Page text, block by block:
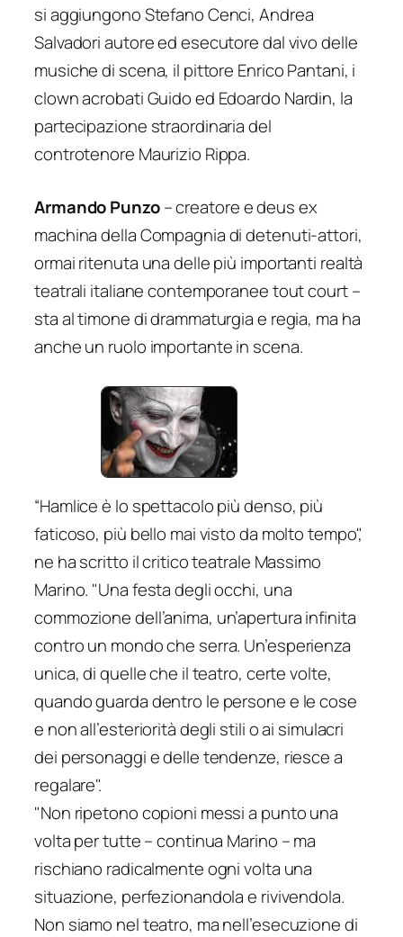
si aggiungono Stefano Cenci, Andrea
Salvadori autore ed esecutore dal vivo delle
musiche di scena, il pittore Enrico Pantani, i
clown acrobati Guido ed Edoardo Nardin, la
partecipazione straordinaria del
controtenore Maurizio Rippa.
Armando Punzo– creatore e deus ex
machina della Compagnia di detenuti-attori,
ormai ritenuta una delle più importanti realtà
teatrali italiane contemporanee tout court –
sta al timone di drammaturgia e regia, ma ha
anche un ruolo importante in scena.
“Hamlice è lo spettacolo più denso, più
faticoso, più bello mai visto da molto tempo",
ne ha scritto il critico teatrale Massimo
Marino. "Una festa degli occhi, una
commozione dell’anima, un’apertura infinita
contro un mondo che serra. Un’esperienza
unica, di quelle che il teatro, certe volte,
quando guarda dentro le persone e le cose
e non all’esteriorità degli stili o ai simulacri
dei personaggi e delle tendenze, riesce a
regalare".
"Non ripetono copioni messi a punto una
volta per tutte – continua Marino – ma
rischiano radicalmente ogni volta una
situazione, perfezionandola e rivivendola.
Non siamo nel teatro, ma nell’esecuzione di